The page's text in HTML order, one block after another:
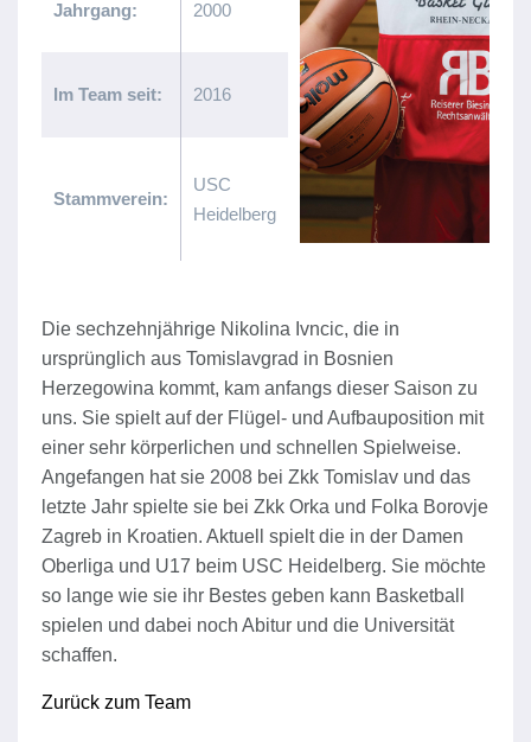
Jahrgang: 2000
Im Team seit: 2016
Stammverein:
USC
Heidelberg
Die sechzehnjährige Nikolina Ivncic, die in
ursprünglich aus Tomislavgrad in Bosnien
Herzegowina kommt, kam anfangs dieser Saison zu
uns. Sie spielt auf der Flügel- und Aufbauposition mit
einer sehr körperlichen und schnellen Spielweise.
Angefangen hat sie 2008 bei Zkk Tomislav und das
letzte Jahr spielte sie bei Zkk Orka und Folka Borovje
Zagreb in Kroatien. Aktuell spielt die in der Damen
Oberliga und U17 beim USC Heidelberg. Sie möchte
so lange wie sie ihr Bestes geben kann Basketball
spielen und dabei noch Abitur und die Universität
schaffen.
Zurück zum Team